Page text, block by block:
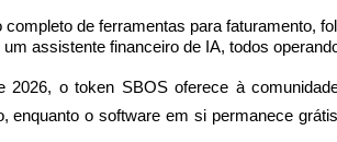
de ferramentas para faturamento,
assistente financeiro de IA, todos
2026, o token SBOS oferece à
enquanto o software em si permanece